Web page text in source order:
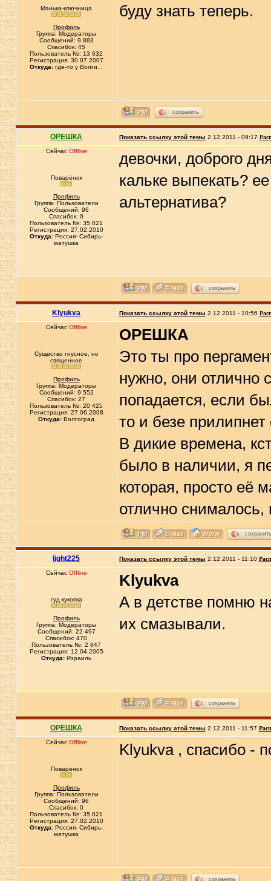
Манька-ключница
Профиль
Группа: Модераторы
Сообщений: 9 883
Спасибок: 45
Пользователь №: 13 632
Регистрация: 30.07.2007
Откуда: где-то у Волги...
буду знать теперь.
сохранить
ОРЕШКА Показать ссылку этой темы 2.12.2011 - 09:17
Сейчас Offline
Поварёнок
Профиль
Группа: Пользователи
Сообщений: 96
Спасибок: 0
Пользователь №: 35 021
Регистрация: 27.02.2010
Откуда: Россия- Сибирь-
матушка
девочки, доброго
кальке выпекать?
альтернатива?
сохранить
Klyukva Показать ссылку этой темы 2.12.2011 - 10:56
Сейчас Offline
Существо гнусное, но
священное
Профиль
Группа: Модераторы
Сообщений: 9 552
Спасибок: 27
Пользователь №: 20 425
Регистрация: 27.06.2008
Откуда: Волгоград
ОРЕШКА
Это ты про
нужно, они отлично
попадается, если
то и безе
В дикие времена,
было в наличии, я
которая, просто её
отлично
сохранить
light225 Показать ссылку этой темы 2.12.2011 - 11:10
Сейчас Offline
гуд-куковка
Профиль
Группа: Модераторы
Сообщений: 22 497
Спасибок: 470
Пользователь №: 2 847
Регистрация: 12.04.2005
Откуда: Израиль
Klyukva
А в детстве помню
их смазывали.
сохранить
ОРЕШКА Показать ссылку этой темы 2.12.2011 - 11:57
Сейчас Offline
Поварёнок
Профиль
Группа: Пользователи
Сообщений: 96
Спасибок: 0
Пользователь №: 35 021
Регистрация: 27.02.2010
Откуда: Россия- Сибирь-
матушка
Klyukva , спасибо -
сохранить